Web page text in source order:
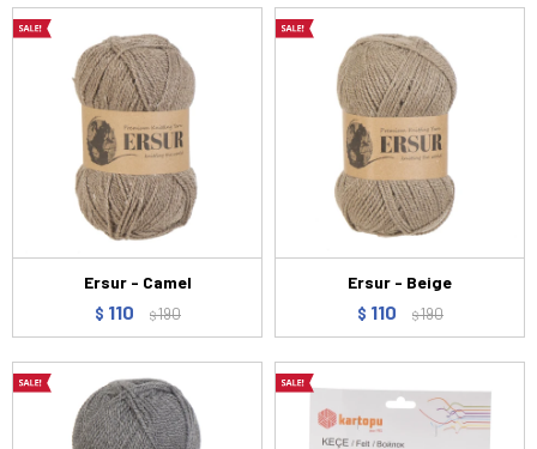
Ersur - Camel
$ 110 $190
Ersur - Beige
$ 110 $190